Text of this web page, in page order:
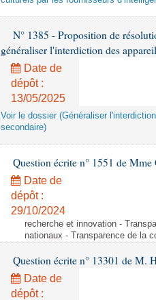
N° 1385 - Proposition de
généraliser l'interdiction des
Date de
dépôt :
13/05/2025
Voir le dossier (Généraliser
secondaire)
Question écrite n° 1551 de Mme
Date de
dépôt :
29/10/2024
recherche et innovation -
nationaux - Transparence de la
Question écrite n° 13301 de M.
Date de
dépôt :